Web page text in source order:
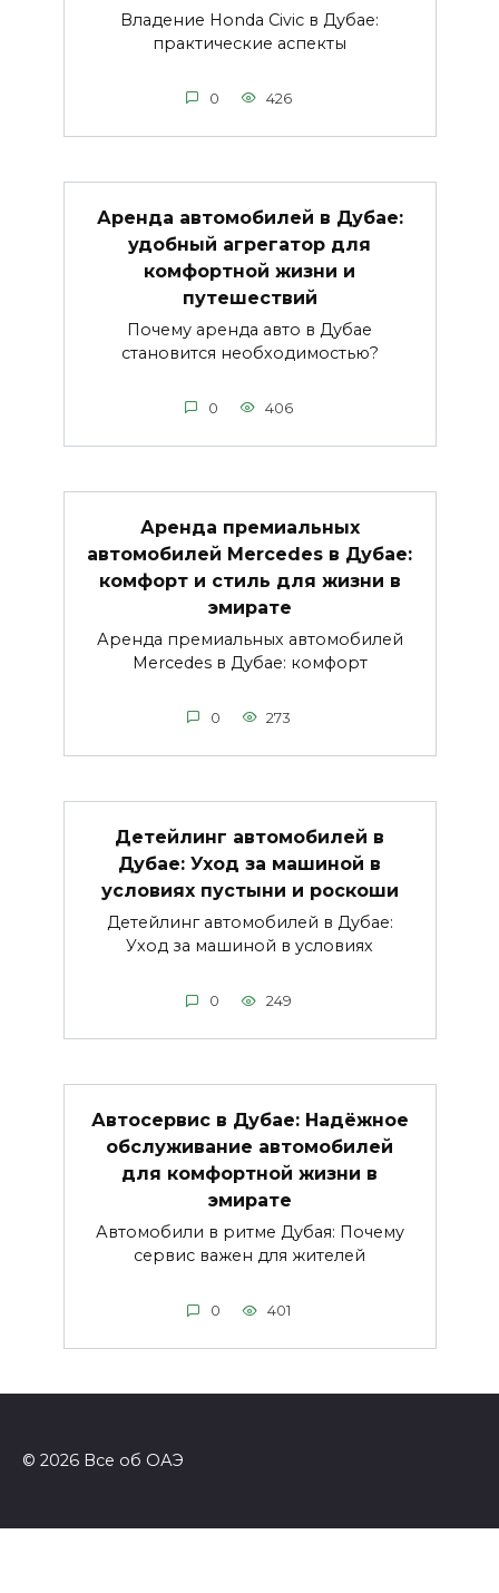
Владение Honda Civic в Дубае:
практические аспекты
0 426
Аренда автомобилей в Дубае:
удобный агрегатор для
комфортной жизни и
путешествий
Почему аренда авто в Дубае
становится необходимостью?
0 406
Аренда премиальных
автомобилей Mercedes в Дубае:
комфорт и стиль для жизни в
эмирате
Аренда премиальных автомобилей
Mercedes в Дубае: комфорт
0 273
Детейлинг автомобилей в
Дубае: Уход за машиной в
условиях пустыни и роскоши
Детейлинг автомобилей в Дубае:
Уход за машиной в условиях
0 249
Автосервис в Дубае: Надёжное
обслуживание автомобилей
для комфортной жизни в
эмирате
Автомобили в ритме Дубая: Почему
сервис важен для жителей
0 401
© 2026 Все об ОАЭ